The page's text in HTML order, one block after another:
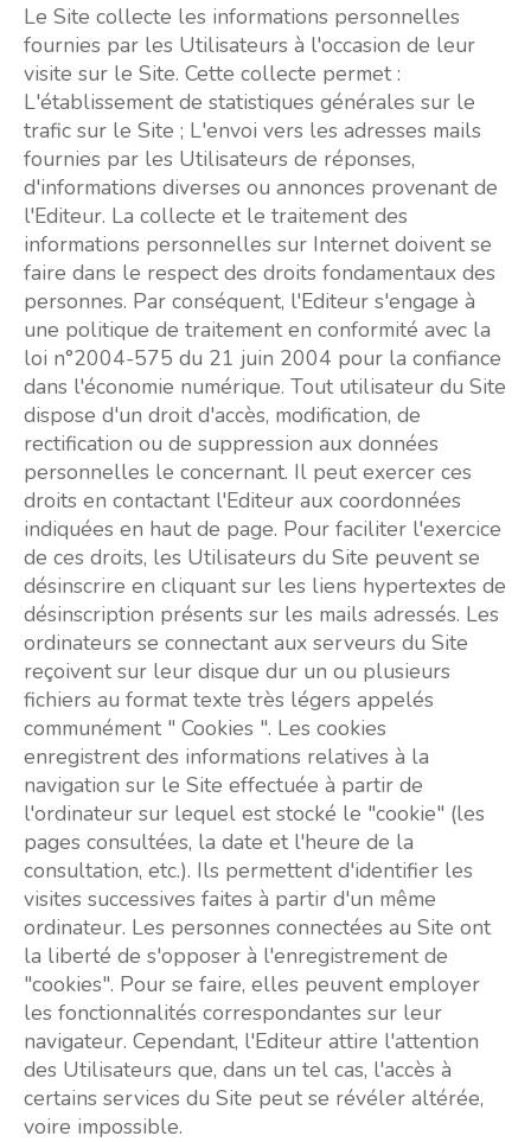
Le Site collecte les informations personnelles
fournies par les Utilisateurs à l'occasion de leur
visite sur le Site. Cette collecte permet :
L'établissement de statistiques générales sur le
trafic sur le Site ; L'envoi vers les adresses mails
fournies par les Utilisateurs de réponses,
d'informations diverses ou annonces provenant de
l'Editeur. La collecte et le traitement des
informations personnelles sur Internet doivent se
faire dans le respect des droits fondamentaux des
personnes. Par conséquent, l'Editeur s'engage à
une politique de traitement en conformité avec la
loi n°2004-575 du 21 juin 2004 pour la confiance
dans l'économie numérique. Tout utilisateur du Site
dispose d'un droit d'accès, modification, de
rectification ou de suppression aux données
personnelles le concernant. Il peut exercer ces
droits en contactant l'Editeur aux coordonnées
indiquées en haut de page. Pour faciliter l'exercice
de ces droits, les Utilisateurs du Site peuvent se
désinscrire en cliquant sur les liens hypertextes de
désinscription présents sur les mails adressés. Les
ordinateurs se connectant aux serveurs du Site
reçoivent sur leur disque dur un ou plusieurs
fichiers au format texte très légers appelés
communément " Cookies ". Les cookies
enregistrent des informations relatives à la
navigation sur le Site effectuée à partir de
l'ordinateur sur lequel est stocké le "cookie" (les
pages consultées, la date et l'heure de la
consultation, etc.). Ils permettent d'identifier les
visites successives faites à partir d'un même
ordinateur. Les personnes connectées au Site ont
la liberté de s'opposer à l'enregistrement de
"cookies". Pour se faire, elles peuvent employer
les fonctionnalités correspondantes sur leur
navigateur. Cependant, l'Editeur attire l'attention
des Utilisateurs que, dans un tel cas, l'accès à
certains services du Site peut se révéler altérée,
voire impossible.